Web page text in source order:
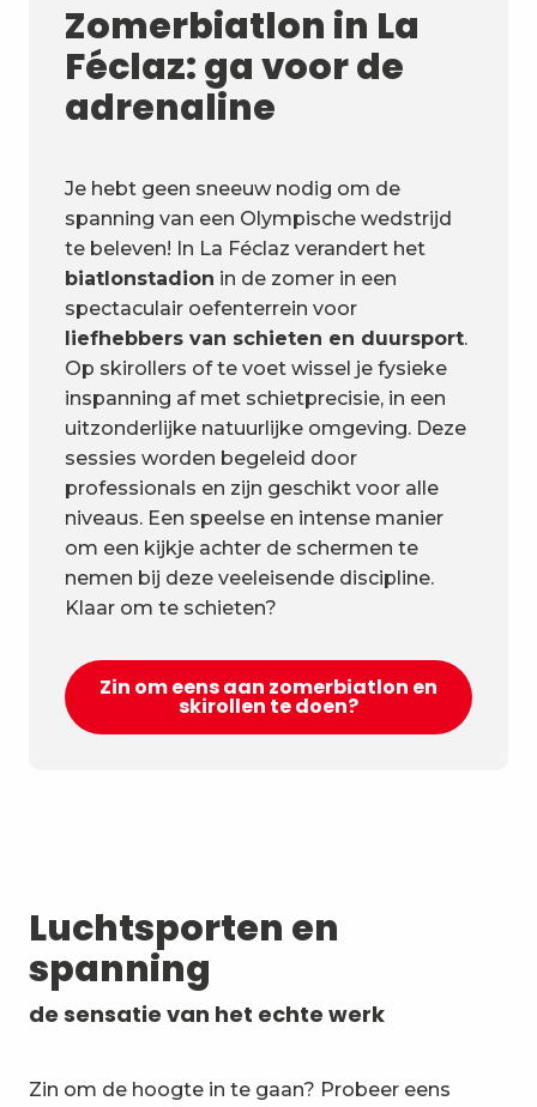
Zomerbiatlon in La
Féclaz: ga voor de
adrenaline
Je hebt geen sneeuw nodig om de
spanning van een Olympische wedstrijd
te beleven! In La Féclaz verandert het
biatlonstadion in de zomer in een
spectaculair oefenterrein voor
liefhebbers van schieten en duursport.
Op skirollers of te voet wissel je fysieke
inspanning af met schietprecisie, in een
uitzonderlijke natuurlijke omgeving. Deze
sessies worden begeleid door
professionals en zijn geschikt voor alle
niveaus. Een speelse en intense manier
om een kijkje achter de schermen te
nemen bij deze veeleisende discipline.
Klaar om te schieten?
Zin om eens aan zomerbiatlon en
skirollen te doen?
Luchtsporten en
spanning
de sensatie van het echte werk
Zin om de hoogte in te gaan? Probeer eens